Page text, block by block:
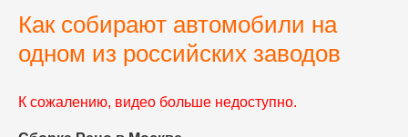
Как собирают автомобили на
одном из российских заводов
К сожалению, видео больше недоступно.